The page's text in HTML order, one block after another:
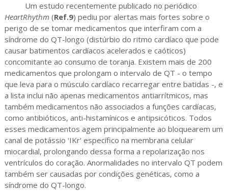
Um estudo recentemente publicado no periódico
HeartRhythm(Ref.9) pediu por alertas mais fortes sobre o
perigo de se tomar medicamentos que interfiram com a
síndrome do QT-longo (distúrbio do ritmo cardíaco que pode
causar batimentos cardíacos acelerados e caóticos)
concomitante ao consumo de toranja. Existem mais de 200
medicamentos que prolongam o intervalo de QT - o tempo
que leva para o músculo cardíaco recarregar entre batidas -, e
a lista inclui não apenas medicamentos antiarrítmicos, mas
também medicamentos não associados a funções cardíacas,
como antibióticos, anti-histamínicos e antipsicóticos. Todos
esses medicamentos agem principalmente ao bloquearem um
canal de potássio 'IKr' específico na membrana celular
miocardial, prolongando dessa forma a repolarização nos
ventrículos do coração. Anormalidades no intervalo QT podem
também ser causadas por condições genéticas, como a
síndrome do QT-longo.